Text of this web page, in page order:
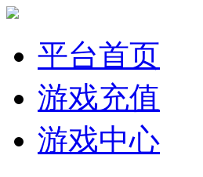
平台首页
游戏充值
游戏中心